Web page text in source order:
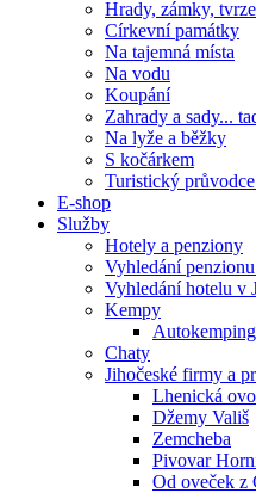
Hrady, zámky, tvrze
Církevní památky
Na tajemná místa
Na vodu
Koupání
Zahrady a sady...
Na lyže a běžky
S kočárkem
Turistický
E-shop
Služby
Hotely a penziony
Vyhledání
Vyhledání hotelu v
Kempy
Chaty
Jihočeské firmy a
Lhenická
Džemy Vališ
Zemcheba
Pivovar
Od oveček z